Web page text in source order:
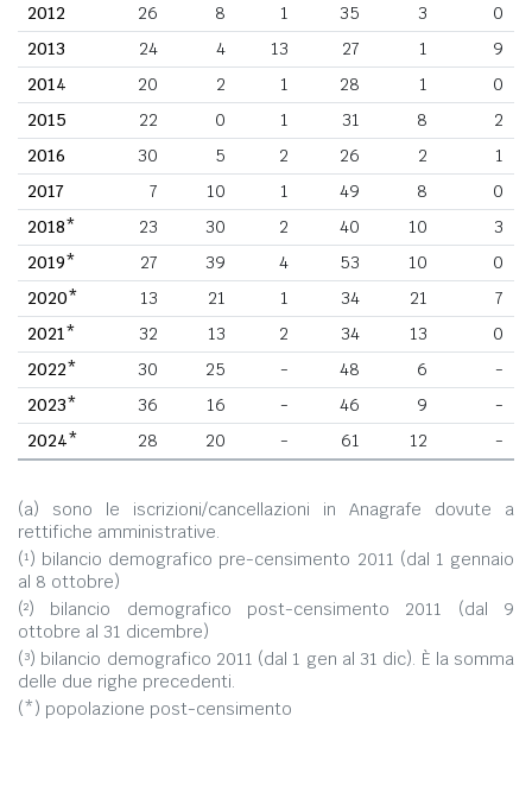
2012
26 8 1 35 3
0
2013
24 4 13 27 1
9
2014
20 2 1 28 1
0
2015
22 0 1 31 8
2
2016
30 5 2 26 2
1
2017
7 10 1 49 8
0
2018*
23 30 2 40 10
3
2019*
27 39 4 53 10
0
2020*
13 21 1 34 21
7
2021*
32 13 2 34 13
0
2022*
30 25 - 48 6
-
2023*
36 16 - 46 9
-
2024*
28 20 - 61 12 -
(a) sono le iscrizioni/cancellazioni in Anagrafe dovute a
rettifiche amministrative.
(¹) bilancio demografico pre-censimento 2011 (dal 1 gennaio
al 8 ottobre)
(²) bilancio demografico post-censimento 2011 (dal 9
ottobre al 31 dicembre)
(³) bilancio demografico 2011 (dal 1 gen al 31 dic). È la somma
delle due righe precedenti.
(*) popolazione post-censimento